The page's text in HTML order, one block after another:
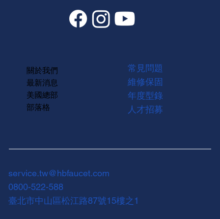
service.tw@hbfaucet.com
0800-522-588
臺北市中山區松江路87號15樓之1
關於我們
最新消息
美國總部
部落格
常見問題
維修保固
年度型錄
人才招募